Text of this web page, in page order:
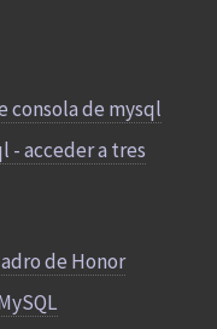
consola de mysql
- acceder a tres
de Honor